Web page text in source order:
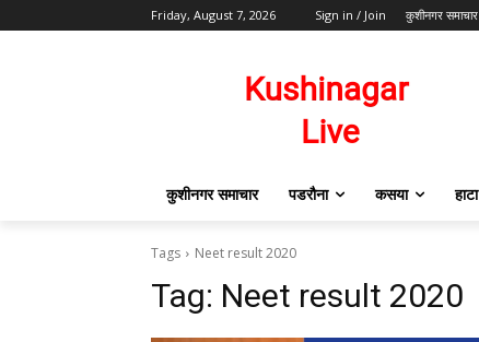
Friday, August 7, 2026 Sign in / Join कुशीनगर समाचार
कुशीनगर समाचार पडरौना कसया हाटा
Tags Neet result 2020
Tag: Neet result 2020